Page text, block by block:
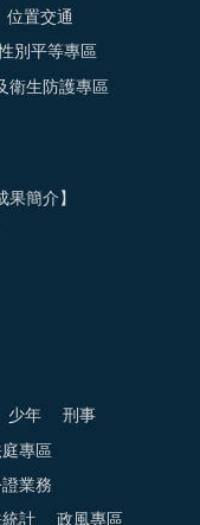
位置交通
別平等專區
衛生防護專區
果簡介】
少年 刑事
專區
業務
計 政風專區